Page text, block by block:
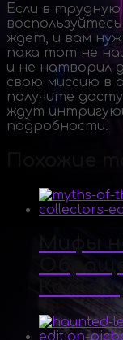
Если в
ждет, и вам
пока тот не
и не натворил
свою миссию в
получите
ждут
подробности.
Похожие